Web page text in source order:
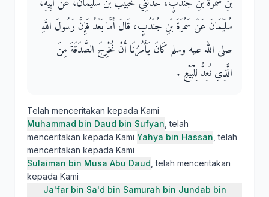
سُلَيْمَانَ عَنْ سَمُرَةَ بْنِ جُنْدُبٍ، قَالَ أَمَّا بَعْدُ فَإِنَّ رَسُولَ اللَّهِ
صلى الله عليه وسلم كَانَ يَأْمُرُنَا أَنْ نُخْرِجَ الصَّدَقَةَ مِنَ
الَّذِي نُعِدُّ لِلْبَيْعِ ‏.‏
Telah menceritakan kepada Kami
Muhammad bin Daud bin Sufyan , telah
menceritakan kepada Kami Yahya bin Hassan , telah
menceritakan kepada Kami
Sulaiman bin Musa Abu Daud , telah menceritakan
kepada Kami
Ja'far bin Sa'd bin Samurah bin Jundab bin